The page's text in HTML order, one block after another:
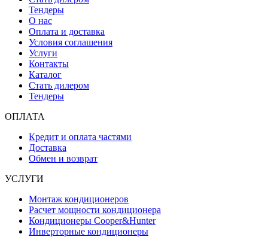
Тендеры
О нас
Оплата и доставка
Условия соглашения
Услуги
Контакты
Каталог
Стать дилером
Тендеры
ОПЛАТА
Кредит и оплата частями
Доставка
Обмен и возврат
УСЛУГИ
Монтаж кондиционеров
Расчет мощности кондиционера
Кондиционеры Cooper&Hunter
Инверторные кондиционеры